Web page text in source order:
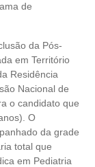
de
da Pós-
em Território
Residência
Nacional de
o candidato que
O
da grade
total que
em Pediatria